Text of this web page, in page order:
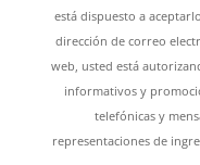
está dispuesto a
dirección de correo
web, usted está
informativos y
telefónicas y
representaciones de